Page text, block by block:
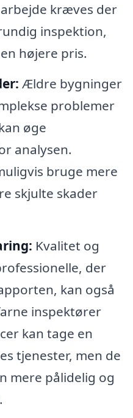
kræves der
inspektion,
højere pris.
Ældre bygninger
problemer
øge
analysen.
bruge mere
skjulte skader
Kvalitet og
der
kan også
inspektører
kan tage en
tjenester, men de
mere pålidelig og